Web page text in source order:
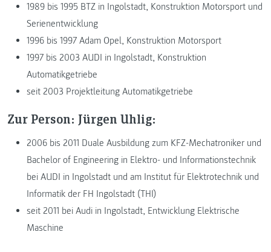
1989 bis 1995 BTZ in Ingolstadt, Konstruktion Motorsport und
Serienentwicklung
1996 bis 1997 Adam Opel, Konstruktion Motorsport
1997 bis 2003 AUDI in Ingolstadt, Konstruktion
Automatikgetriebe
seit 2003 Projektleitung Automatikgetriebe
Zur Person: Jürgen Uhlig:
2006 bis 2011 Duale Ausbildung zum KFZ-Mechatroniker und
Bachelor of Engineering in Elektro- und Informationstechnik
bei AUDI in Ingolstadt und am Institut für Elektrotechnik und
Informatik der FH Ingolstadt (THI)
seit 2011 bei Audi in Ingolstadt, Entwicklung Elektrische
Maschine